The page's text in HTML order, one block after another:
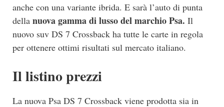
anche con una variante ibrida. E sarà l’auto di punta
della nuova gamma di lusso del marchio Psa. Il
nuovo suv DS 7 Crossback ha tutte le carte in regola
per ottenere ottimi risultati sul mercato italiano.
Il listino prezzi
La nuova Psa DS 7 Crossback viene prodotta sia in